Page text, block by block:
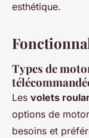
esthétique.
Types de
Les volets
options de
besoins et